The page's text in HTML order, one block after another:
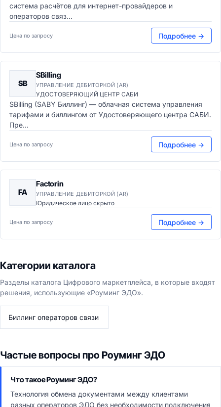
система расчётов для интернет-провайдеров и
операторов связ...
Цена по запросу Подробнее →
SB
SBilling
УПРАВЛЕНИЕ ДЕБИТОРКОЙ (AR)
УДОСТОВЕРЯЮЩИЙ ЦЕНТР САБИ
SBilling (SABY Биллинг) — облачная система управления
тарифами и биллингом от Удостоверяющего центра САБИ.
Пре...
Цена по запросу Подробнее →
FA
Factorin
УПРАВЛЕНИЕ ДЕБИТОРКОЙ (AR)
Юридическое лицо скрыто
Цена по запросу Подробнее →
Категории каталога
Разделы каталога Цифрового маркетплейса, в которые входят
решения, использующие «Роуминг ЭДО».
Биллинг операторов связи
Частые вопросы про Роуминг ЭДО
Что такое Роуминг ЭДО?
Технология обмена документами между клиентами
разных операторов ЭДО без необходимости подключения